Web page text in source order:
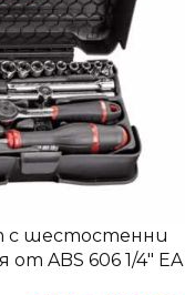
шестостенни
ABS 606 1/4″ EA